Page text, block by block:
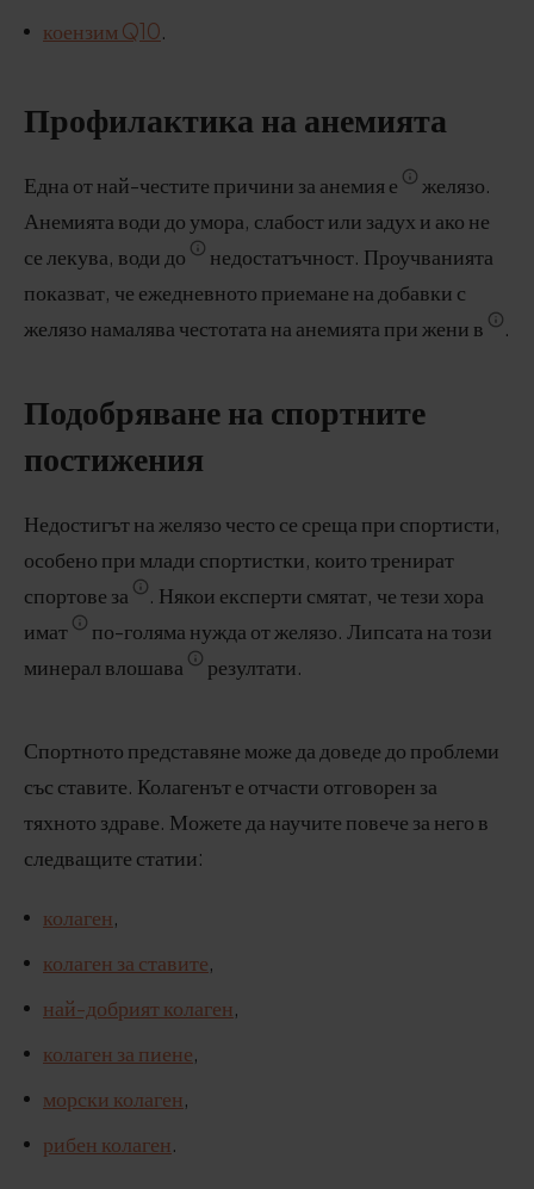
коензим Q10.
Профилактика на анемията
Една от най-честите причини за анемия е
желязо.
Анемията води до умора, слабост или задух и ако не
се лекува, води до
недостатъчност. Проучванията
показват, че ежедневното приемане на добавки с
желязо намалява честотата на анемията при жени в
.
Подобряване на спортните
постижения
Недостигът на желязо често се среща при спортисти,
особено при млади спортистки, които тренират
спортове за
. Някои експерти смятат, че тези хора
имат
по-голяма нужда от желязо. Липсата на този
минерал влошава
резултати.
Спортното представяне може да доведе до проблеми
със ставите. Колагенът е отчасти отговорен за
тяхното здраве. Можете да научите повече за него в
следващите статии:
колаген,
колаген за ставите,
най-добрият колаген,
колаген за пиене,
морски колаген,
рибен колаген.